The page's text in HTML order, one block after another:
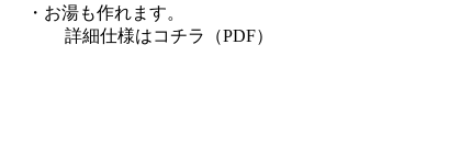
・お湯も作れます。
詳細仕様はコチラ（PDF）